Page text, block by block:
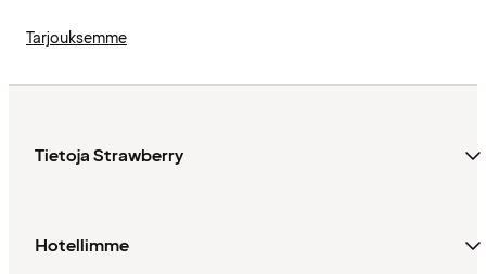
Tarjouksemme
Tietoja Strawberry
Hotellimme